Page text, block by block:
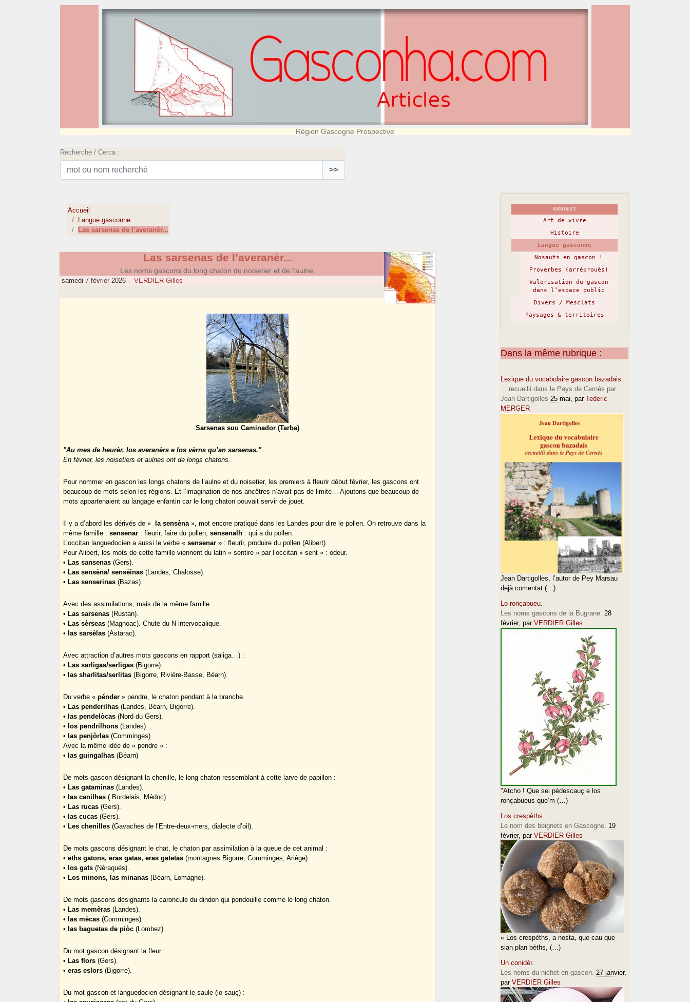
Région Gascogne Prospective
Recherche / Cerca :
>>
Accueil
Langue gasconne
Las sarsenas de l’averanèr...
Las sarsenas de l’averanèr...
Les noms gascons du long chaton du noisetier et de l’aulne.
samedi 7 février 2026 - VERDIER Gilles
Sarsenas suu Caminador (Tarba)
"Au mes de heurèr, los averanèrs e los vèrns qu’an sarsenas."
En février, les noisetiers et aulnes ont de longs chatons.
Pour nommer en gascon les longs chatons de l’aulne et du noisetier, les premiers à fleurir début février, les gascons ont
beaucoup de mots selon les régions. Et l’imagination de nos ancêtres n’avait pas de limite… Ajoutons que beaucoup de
mots appartenaient au langage enfantin car le long chaton pouvait servir de jouet.
Il y a d’abord les dérivés de « la sensèna», mot encore pratiqué dans les Landes pour dire le pollen. On retrouve dans la
même famille :sensenar : fleurir, faire du pollen,sensenalh : qui a du pollen.
L’occitan languedocien a aussi le verbe «sensenar » : fleurir, produire du pollen (Alibert).
Pour Alibert, les mots de cette famille viennent du latin « sentire » par l’occitan « sent » : odeur.
• Las sansenas (Gers).
• Las sensèna/ sensèinas (Landes, Chalosse).
• Las senserinas (Bazas).
Avec des assimilations, mais de la même famille :
• Las sarsenas (Rustan).
• Las sèrseas (Magnoac). Chute du N intervocalique.
• las sarsèlas(Astarac).
Avec attraction d’autres mots gascons en rapport (saliga…) :
• Las sarligas/serligas(Bigorre).
• las sharlitas/serlitas (Bigorre, Rivière-Basse, Béarn).
Du verbe «pénder » pendre, le chaton pendant à la branche.
• Las penderilhas (Landes, Béarn, Bigorre).
• las pendelòcas (Nord du Gers).
• los pendrilhons(Landes)
• las penjòrlas (Comminges)
Avec la même idée de « pendre » :
• las guingalhas (Béarn)
De mots gascon désignant la chenille, le long chaton ressemblant à cette larve de papillon :
• Las gataminas (Landes).
• las canilhas ( Bordelais, Médoc).
• Las rucas (Gers).
• las cucas (Gers).
• Les chenilles (Gavaches de l’Entre-deux-mers, dialecte d’oil).
De mots gascons désignant le chat, le chaton par assimilation à la queue de cet animal :
•eths gatons, eras gatas, eras gatetas (montagnes Bigorre, Comminges, Ariège).
• los gats (Néraqués).
• Los minons, las minanas (Béarn, Lomagne).
De mots gascons désignants la caroncule du dindon qui pendouille comme le long chaton.
• Las memèras (Landes).
• las mècas (Comminges).
• las baguetas de piòc (Lombez).
Du mot gascon désignant la fleur :
• Las flors (Gers).
•eras eslors (Bigorre).
Du mot gascon et languedocien désignant le saule (lo sauç) :
RUBRIQUES
Art de vivre
Histoire
Langue gasconne
Nosauts en gascon !
Proverbes (arréprouès)
Valorisation du gascon
dans l’espace public
Divers / Mesclats
Paysages & territoires
Dans la même rubrique :
Lexique du vocabulaire gascon bazadais
... recueilli dans le Pays de Cernès par
Jean Dartigolles 25 mai, par Tederic
MERGER
Jean Dartigolles, l’autor de Pey Marsau
dejà comentat (…)
Lo ronçabueu.
Les noms gascons de la Bugrane. 28
février, par VERDIER Gilles
"Atcho ! Que sei pèdescauç e los
ronçabueus que’m (…)
Los crespèths.
Le nom des beignets en Gascogne. 19
février, par VERDIER Gilles
« Los crespèths, a nosta, que cau que
sian plan bèths, (…)
Un conidèr.
Les noms du nichet en gascon. 27 janvier,
par VERDIER Gilles